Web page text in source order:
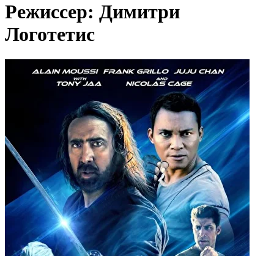
Режиссер: Димитри
Логотетис